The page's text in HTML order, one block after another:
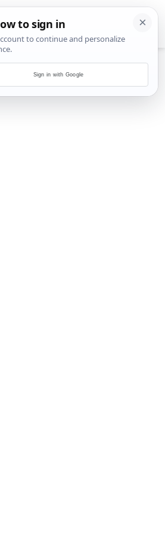
Sign in with Google